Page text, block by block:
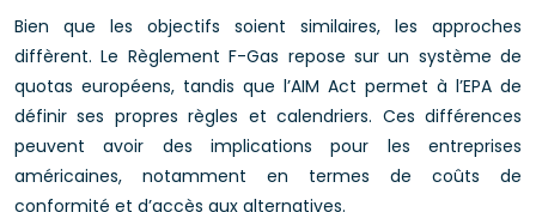
Bien que les objectifs soient similaires, les approches
diffèrent. Le Règlement F-Gas repose sur un système de
quotas européens, tandis que l’AIM Act permet à l’EPA de
définir ses propres règles et calendriers. Ces différences
peuvent avoir des implications pour les entreprises
américaines, notamment en termes de coûts de
conformité et d’accès aux alternatives.